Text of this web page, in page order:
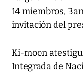
14 miembros,
invitación del
Ki-moon
Integrada de